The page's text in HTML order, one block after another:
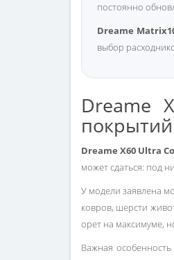
постоянно
Dreame
выбор
Dreame
покрытий
Dreame X60 Ultra
может сдаться: под
У модели заявлена
ковров, шерсти
орет на максимуме,
Важная